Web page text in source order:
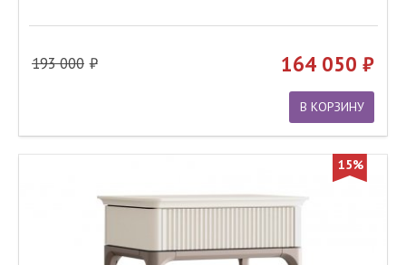
193 000 164 050
В КОРЗИНУ
15%